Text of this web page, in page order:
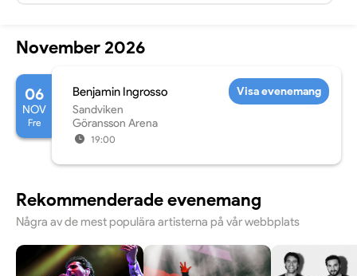
November 2026
06
NOV
Fre
Benjamin Ingrosso
Sandviken
Göransson Arena
19:00
Visa evenemang
Rekommenderade evenemang
Några av de mest populära artisterna på vår webbplats